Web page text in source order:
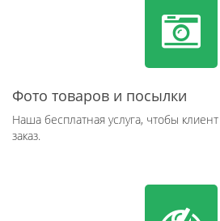
Фото товаров и посылки
Наша бесплатная услуга, чтобы
заказ.